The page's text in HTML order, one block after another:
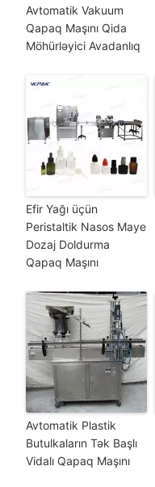
Avtomatik Vakuum
Qapaq Maşını Qida
Möhürləyici Avadanlıq
Efir Yağı üçün
Peristaltik Nasos Maye
Dozaj Doldurma
Qapaq Maşını
Avtomatik Plastik
Butulkaların Tək Başlı
Vidalı Qapaq Maşını